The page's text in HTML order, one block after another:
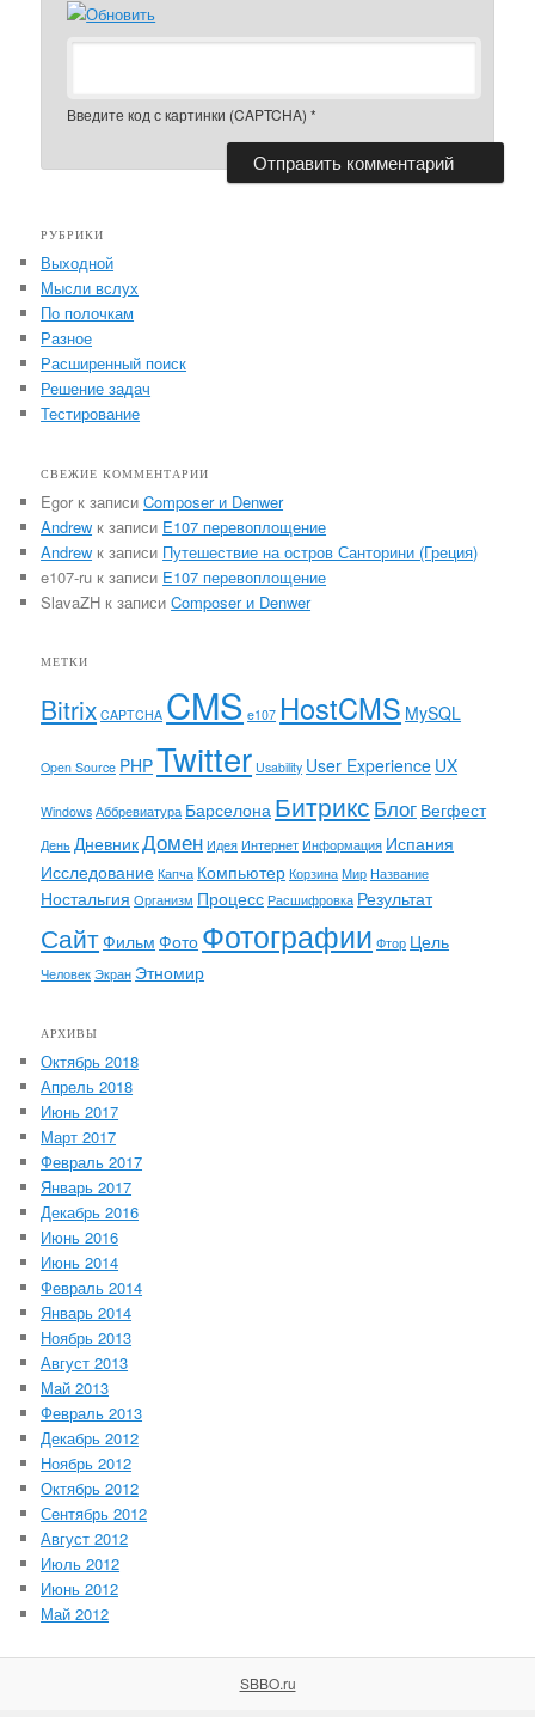
Введите код с картинки (CAPTCHA) *
РУБРИКИ
Выходной
Мысли вслух
По полочкам
Разное
Расширенный поиск
Решение задач
Тестирование
СВЕЖИЕ КОММЕНТАРИИ
Egor к записиComposer и Denwer
Andrew к записи E107 перевоплощение
Andrew к записи Путешествие на остров Санторини (Греция)
e107-ru к записи E107 перевоплощение
SlavaZH к записиComposer и Denwer
МЕТКИ
Bitrix CAPTCHA CMS e107 HostCMS MySQL
Open Source PHPTwitter Usability User Experience UX
Windows Аббревиатура Барселона Битрикс Блог Вегфест
День ДневникДомен Идея Интернет Информация Испания
Исследование Капча Компьютер Корзина Мир Название
Ностальгия Организм Процесс Расшифровка Результат
СайтФильм Фото Фотографии Фтор Цель
Человек Экран Этномир
АРХИВЫ
Октябрь 2018
Апрель 2018
Июнь 2017
Март 2017
Февраль 2017
Январь 2017
Декабрь 2016
Июнь 2016
Июнь 2014
Февраль 2014
Январь 2014
Ноябрь 2013
Август 2013
Май 2013
Февраль 2013
Декабрь 2012
Ноябрь 2012
Октябрь 2012
Сентябрь 2012
Август 2012
Июль 2012
Июнь 2012
Май 2012
SBBO.ru